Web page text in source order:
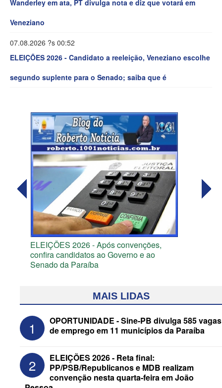
Wanderley em ata, PT divulga nota e diz que votará em
Veneziano
07.08.2026 ?s 00:52
ELEIÇÕES 2026 - Candidato a reeleição, Veneziano escolhe
segundo suplente para o Senado; saiba que é
ELEIÇÕES 2026 - Após convenções,
confira candidatos ao Governo e ao
Senado da Paraíba
MAIS LIDAS
1
OPORTUNIDADE - Sine-PB divulga 585 vagas
de emprego em 11 municípios da Paraíba
2
ELEIÇÕES 2026 - Reta final:
PP/PSB/Republicanos e MDB realizam
convenção nesta quarta-feira em João